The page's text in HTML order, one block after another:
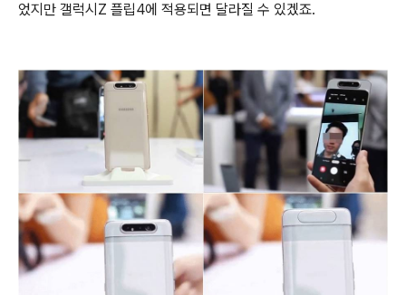
었지만 갤럭시Z 플립4에 적용되면 달라질 수 있겠죠.